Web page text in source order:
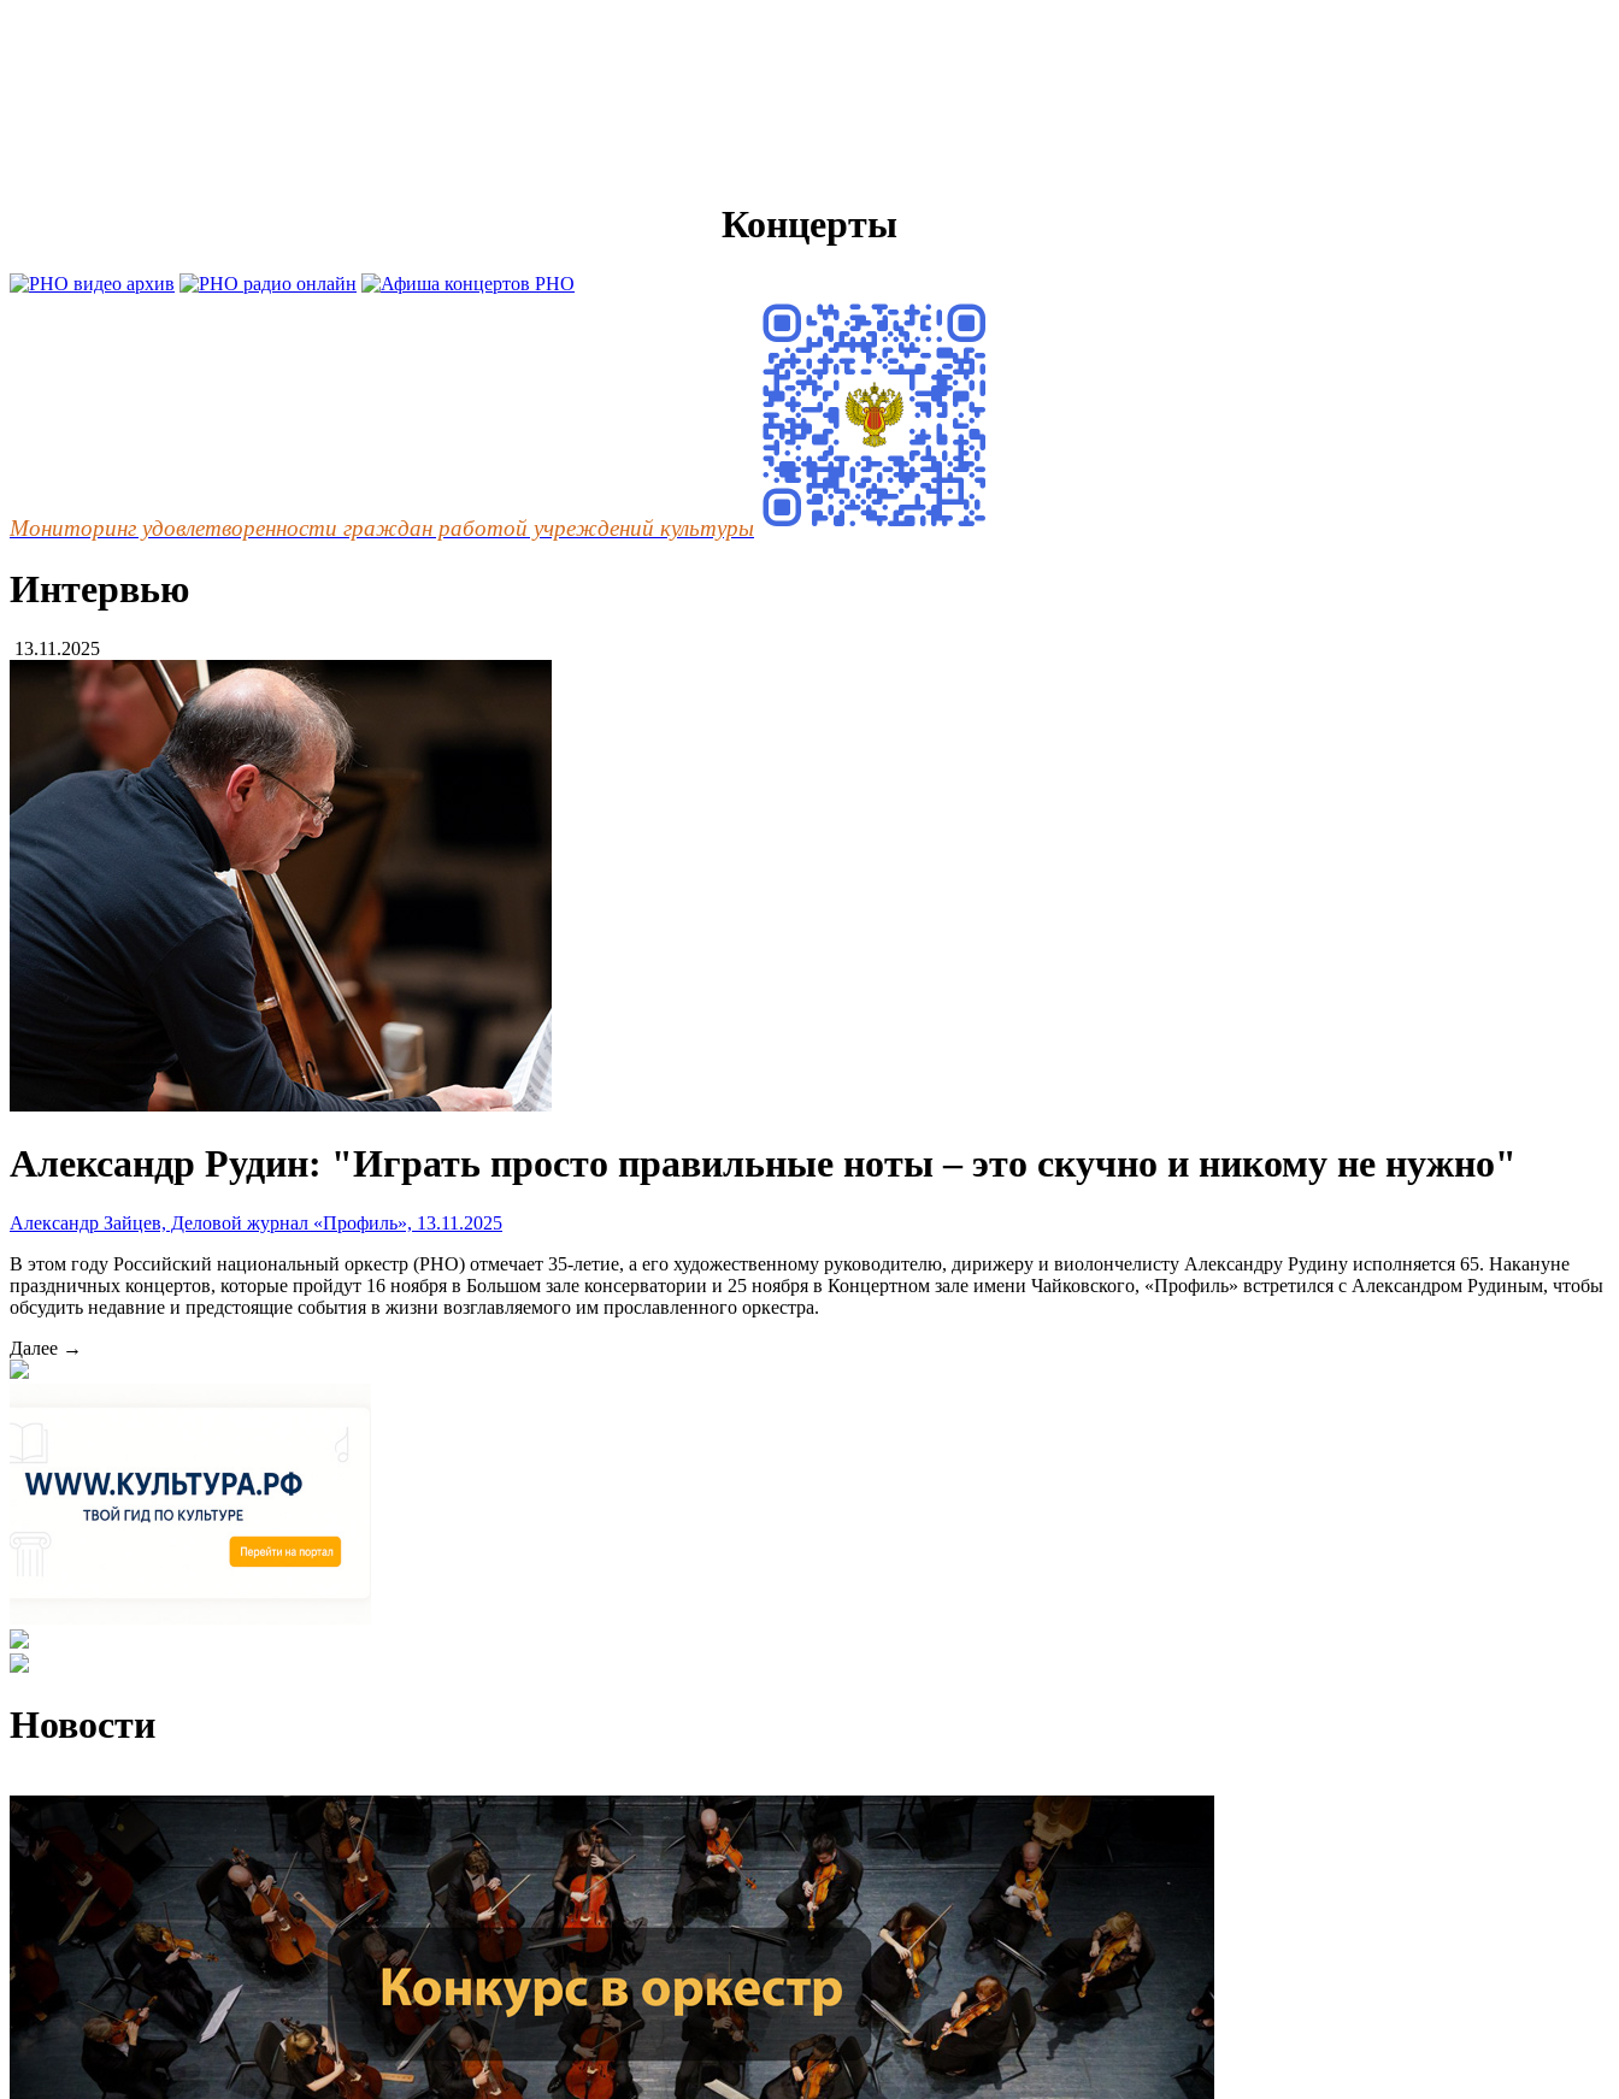
Концерты
Мониторинг удовлетворенности граждан работой учреждений культуры
Интервью
13.11.2025
Александр Рудин: "Играть просто правильные ноты – это скучно и никому не нужно"
Александр Зайцев, Деловой журнал «Профиль», 13.11.2025
В этом году Российский национальный оркестр (РНО) отмечает 35-летие, а его художественному руководителю, дирижеру и виолончелисту Александру Рудину исполняется 65. Накануне
праздничных концертов, которые пройдут 16 ноября в Большом зале консерватории и 25 ноября в Концертном зале имени Чайковского, «Профиль» встретился с Александром Рудиным, чтобы
обсудить недавние и предстоящие события в жизни возглавляемого им прославленного оркестра.
Далее →
Новости